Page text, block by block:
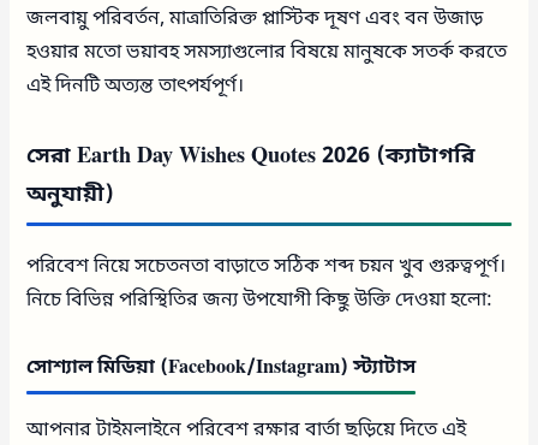
জলবায়ু পরিবর্তন, মাত্রাতিরিক্ত প্লাস্টিক দূষণ এবং বন উজাড়
হওয়ার মতো ভয়াবহ সমস্যাগুলোর বিষয়ে মানুষকে সতর্ক করতে
এই দিনটি অত্যন্ত তাৎপর্যপূর্ণ।
সেরা Earth Day Wishes Quotes 2026 (ক্যাটাগরি
অনুযায়ী)
পরিবেশ নিয়ে সচেতনতা বাড়াতে সঠিক শব্দ চয়ন খুব গুরুত্বপূর্ণ।
নিচে বিভিন্ন পরিস্থিতির জন্য উপযোগী কিছু উক্তি দেওয়া হলো:
সোশ্যাল মিডিয়া (Facebook/Instagram) স্ট্যাটাস
আপনার টাইমলাইনে পরিবেশ রক্ষার বার্তা ছড়িয়ে দিতে এই